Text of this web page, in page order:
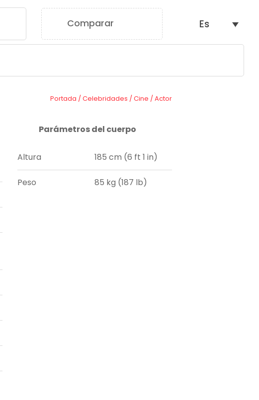
Comparar Es
Portada /Celebridades /Cine /Actor
Parámetros del cuerpo
Altura 185 cm (6 ft 1 in)
Peso 85 kg (187 lb)